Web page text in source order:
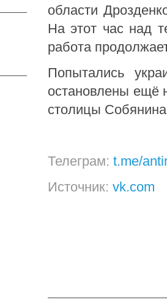
области
На этот час над
работа
Попытались
остановлены ещё
столицы
Телеграм: t.me/
Источник: vk.com